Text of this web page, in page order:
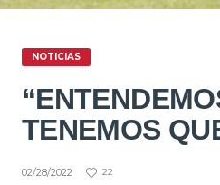
NOTICIAS
TENEMOS
02/28/2022 22